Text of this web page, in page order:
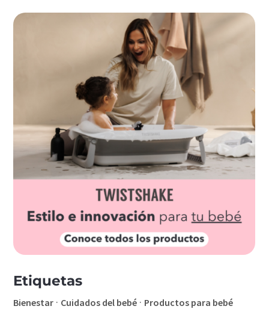
Etiquetas
Bienestar · Cuidados del bebé · Productos para bebé